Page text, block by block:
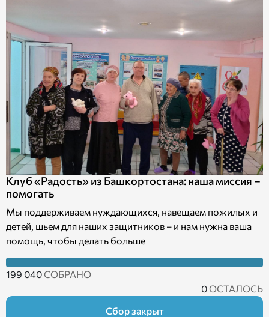
Клуб «Радость» из Башкортостана: наша миссия –
помогать
Мы поддерживаем нуждающихся, навещаем пожилых и
детей, шьем для наших защитников – и нам нужна ваша
помощь, чтобы делать больше
199 040СОБРАНО
0ОСТАЛОСЬ
Сбор закрыт